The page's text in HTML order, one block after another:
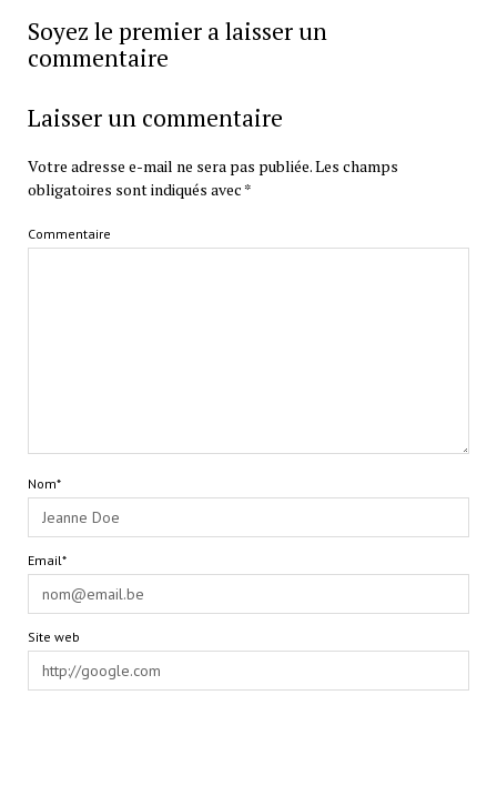
Soyez le premier a laisser un
commentaire
Laisser un commentaire
Votre adresse e-mail ne sera pas publiée.Les champs
obligatoires sont indiqués avec *
Commentaire
Nom*
Email*
Site web